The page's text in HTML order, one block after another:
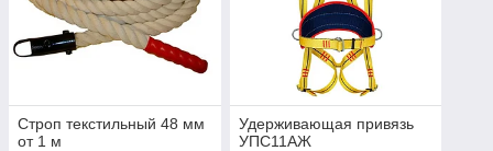
Строп текстильный 48 мм
от 1 м
Удерживающая привязь
УПС11АЖ